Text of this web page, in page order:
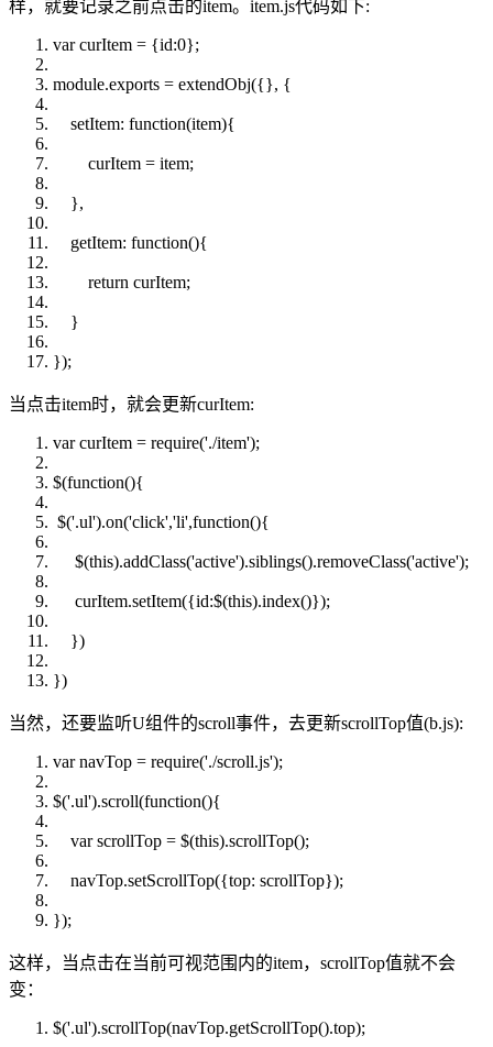
样，就要记录之前点击的item。item.js代码如下:
varcurItem = {id:0};
module.exports = extendObj({}, {
setItem: function(item){
curItem = item;
},
getItem: function(){
return curItem;
}
});
当点击item时，就会更新curItem:
varcurItem = require('./item');
$(function(){
$('.ul').on('click','li',function(){
$(this).addClass('active').siblings().removeClass('active');
curItem.setItem({id:$(this).index()});
})
})
当然，还要监听U组件的scroll事件，去更新scrollTop值(b.js):
varnavTop = require('./scroll.js');
$('.ul').scroll(function(){
varscrollTop = $(this).scrollTop();
navTop.setScrollTop({top: scrollTop});
});
这样，当点击在当前可视范围内的item，scrollTop值就不会
变：
$('.ul').scrollTop(navTop.getScrollTop().top);